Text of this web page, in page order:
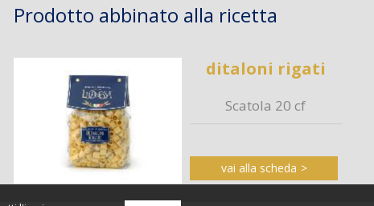
Prodotto abbinato alla ricetta
ditaloni rigati
Scatola 20 cf
vai alla scheda